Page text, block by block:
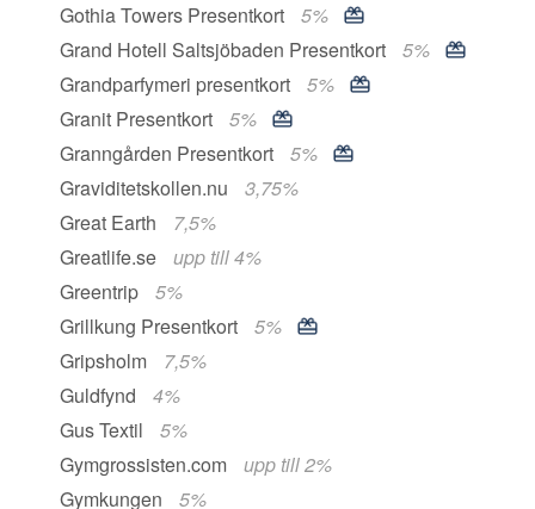
Gothia Towers Presentkort
5%
Grand Hotell Saltsjöbaden Presentkort
5%
Grandparfymeri presentkort
5%
Granit Presentkort
5%
Granngården Presentkort
5%
Graviditetskollen.nu
3,75%
Great Earth
7,5%
Greatlife.se
upp till 4%
Greentrip
5%
Grillkung Presentkort
5%
Gripsholm
7,5%
Guldfynd
4%
Gus Textil
5%
Gymgrossisten.com
upp till 2%
Gymkungen
5%